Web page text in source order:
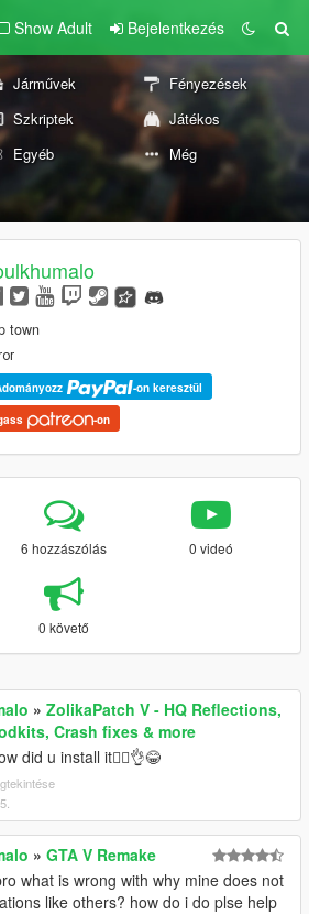
Show Adult Bejelentkezés
Járművek
Fényezések
Szkriptek
Játékos
Egyéb Még
town
-on keresztül
-on
6 hozzászólás 0 videó
0 követő
» ZolikaPatch V - HQ Reflections,
Crash fixes & more
did u install it🤷‍♂️👌😂
» GTA V Remake
what is wrong with why mine does not
like others? how do i do plse help